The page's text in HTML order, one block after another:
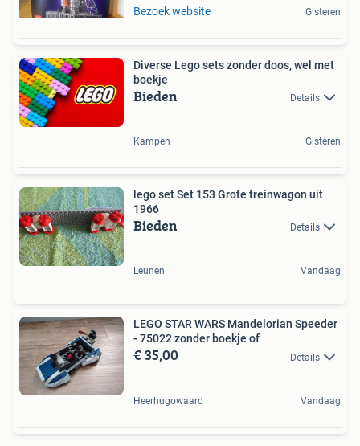
Bezoek website Gisteren
Diverse Lego sets zonder doos, wel met
boekje
Bieden Details
Kampen Gisteren
lego set Set 153 Grote treinwagon uit
1966
Bieden Details
Leunen Vandaag
LEGO STAR WARS Mandelorian Speeder
- 75022 zonder boekje of
€ 35,00 Details
Heerhugowaard Vandaag